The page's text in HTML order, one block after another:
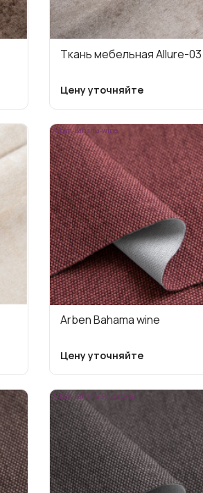
Ткань мебельная Allure-03
Цену уточняйте
Arben-Bahama-wine
Arben Bahama wine
Цену уточняйте
Arben-Bahama-Plus-stone